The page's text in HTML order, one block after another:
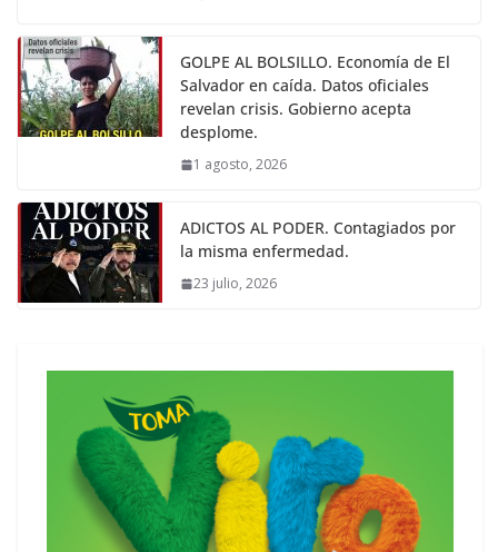
GOLPE AL BOLSILLO. Economía de El
Salvador en caída. Datos oficiales
revelan crisis. Gobierno acepta
desplome.
1 agosto, 2026
ADICTOS AL PODER. Contagiados por
la misma enfermedad.
23 julio, 2026